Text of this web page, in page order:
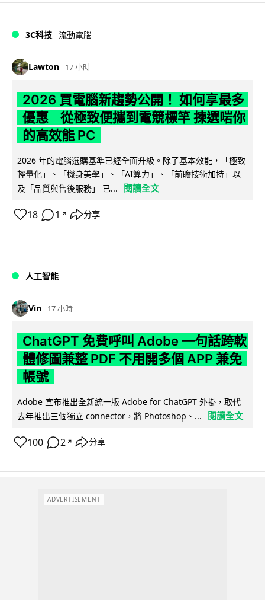
3C科技 流動電腦
Lawton 17 小時
2026 買電腦新趨勢公開！ 如何享最多
優惠 從極致便攜到電競標竿 揀選啱你
的高效能 PC
2026 年的電腦選購基準已經全面升級。除了基本效能，「極致
輕量化」、「機身美學」、「AI算力」、「前瞻技術加持」以
及「品質與售後服務」 已...
閱讀全文
18 1 ↗ 分享
人工智能
Vin 17 小時
ChatGPT 免費呼叫 Adobe 一句話跨軟
體修圖兼整 PDF 不用開多個 APP 兼免
帳號
Adobe 宣布推出全新統一版 Adobe for ChatGPT 外掛，取代
去年推出三個獨立 connector，將 Photoshop、...
閱讀全文
100 2 ↗ 分享
ADVERTISEMENT